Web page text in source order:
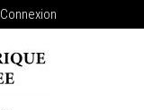
Connexion